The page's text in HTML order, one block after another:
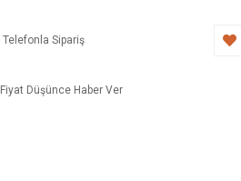
Telefonla Sipariş
Fiyat Düşünce Haber Ver